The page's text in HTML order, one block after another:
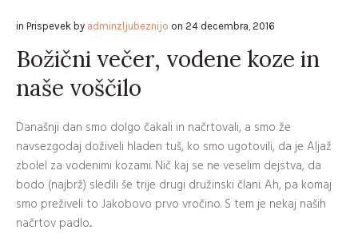
in Prispevek by adminzljubeznijo on 24 decembra, 2016
Božični večer, vodene koze in
naše voščilo
Današnji dan smo dolgo čakali in načrtovali, a smo že
navsezgodaj doživeli hladen tuš, ko smo ugotovili, da je Aljaž
zbolel za vodenimi kozami. Nič kaj se ne veselim dejstva, da
bodo (najbrž) sledili še trije drugi družinski člani. Ah, pa komaj
smo preživeli to Jakobovo prvo vročino. S tem je nekaj naših
načrtov padlo...